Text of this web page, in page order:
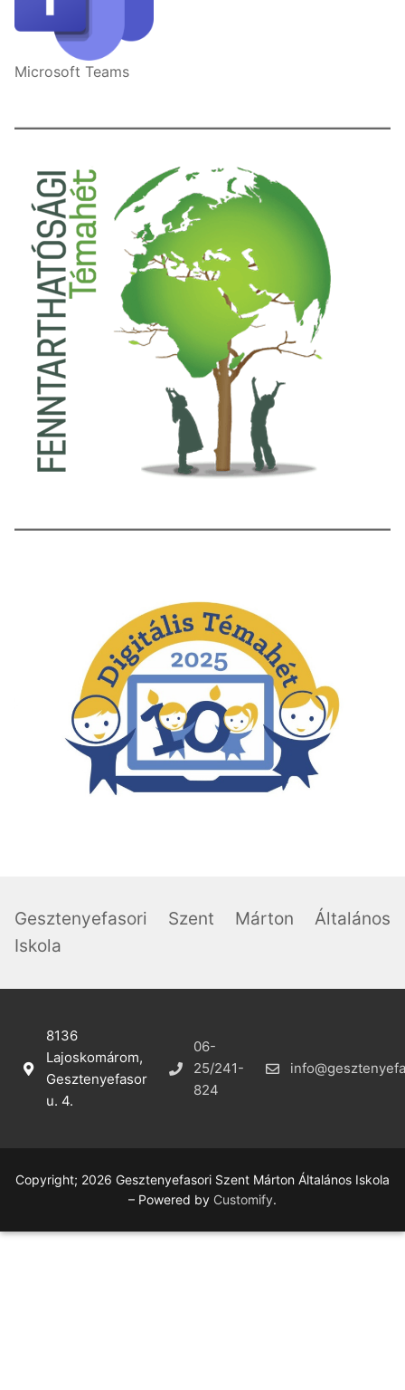
Microsoft Teams
Gesztenyefasori Szent Márton Általános
Iskola
8136
Lajoskomárom,
Gesztenyefasor
u. 4.
06-
25/241-
824
Copyright; 2026 Gesztenyefasori Szent Márton Általános Iskola
– Powered by Customify.